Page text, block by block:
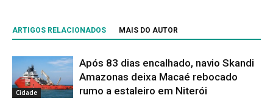
ARTIGOS RELACIONADOS MAIS DO AUTOR
Cidade
Após 83 dias encalhado, navio Skandi
Amazonas deixa Macaé rebocado
rumo a estaleiro em Niterói